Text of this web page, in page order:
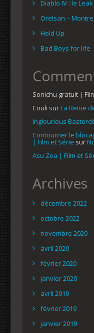
Diablo IV : le
Orelsan –
Hold Up
Bad Boys for life
Sonichu gratuit |
Couli surLa Reine
Inglourious
Contourner le
| Film et Série sur
Asu Zoa | Film et
Archives
décembre 2022
octobre 2022
novembre 2020
avril 2020
février 2020
janvier 2020
avril 2019
février 2019
janvier 2019